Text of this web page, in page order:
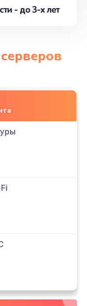
- до 3-х лет